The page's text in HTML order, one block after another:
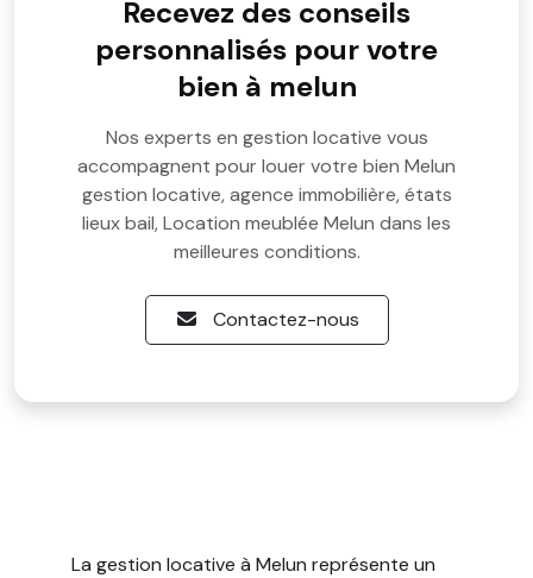
Recevez des conseils
personnalisés pour votre
bien à melun
Nos experts en gestion locative vous
accompagnent pour louer votre bien Melun
gestion locative, agence immobilière, états
lieux bail, Location meublée Melun dans les
meilleures conditions.
Contactez-nous
La gestion locative à Melun représente un